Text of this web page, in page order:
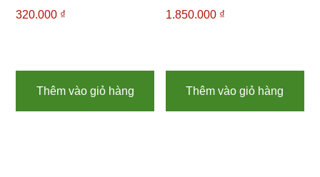
320.000 ₫
Thêm vào giỏ hàng
1.850.000 ₫
Thêm vào giỏ hàng